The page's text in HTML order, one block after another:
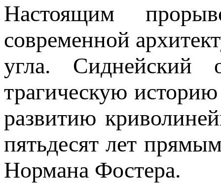
Настоящим
современной
угла. Сиднейский
трагическую
развитию
пятьдесят лет
Нормана Фостера.